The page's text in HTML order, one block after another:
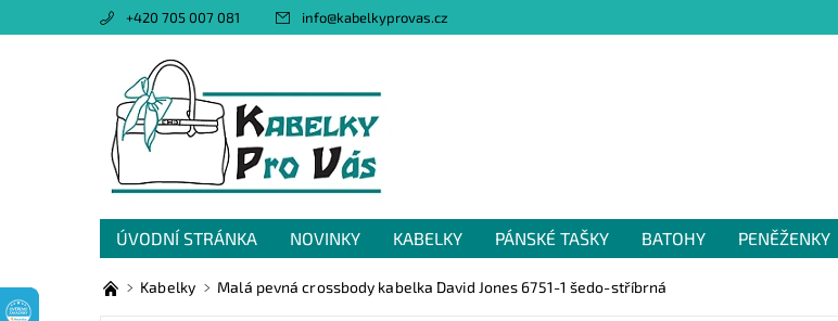
+420 705 007 081 info@kabelkyprovas.cz
ÚVODNÍ STRÁNKA NOVINKY KABELKY PÁNSKÉ TAŠKY BATOHY PENĚŽENKY
OBCHODNÍ PODMÍNKY
GDPR NAPIŠTE NÁM
Kabelky Malá pevná crossbody kabelka David Jones 6751-1 šedo-stříbrná